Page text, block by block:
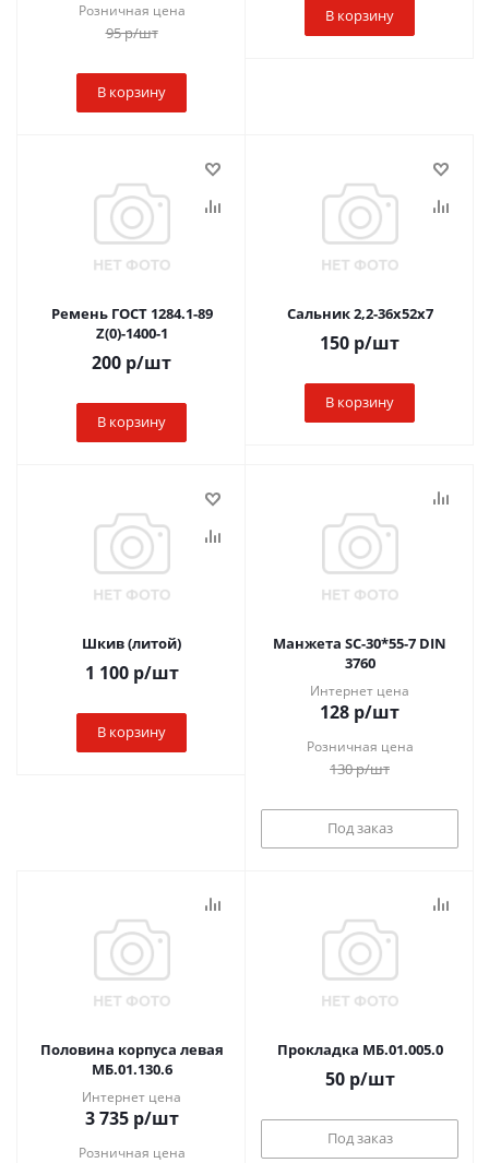
Розничная цена
95р/шт
В корзину
В корзину
Ремень ГОСТ 1284.1-89
Z(0)-1400-1
200 р/шт
В корзину
Сальник 2,2-36х52х7
150 р/шт
В корзину
Шкив (литой)
1 100р/шт
В корзину
Манжета SC-30*55-7 DIN
3760
Интернет цена
128 р/шт
Розничная цена
130р/шт
Под заказ
Половина корпуса левая
МБ.01.130.6
Интернет цена
3 735р/шт
Розничная цена
Прокладка МБ.01.005.0
50р/шт
Под заказ